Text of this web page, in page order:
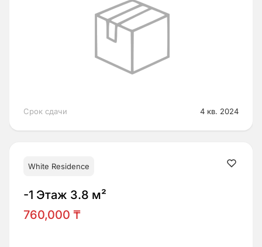
Срок сдачи 4 кв. 2024
White Residence
-1 Этаж 3.8 м²
760,000 ₸